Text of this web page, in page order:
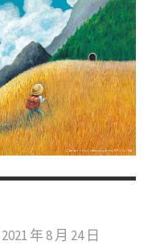
2021 年 8 月 24 日